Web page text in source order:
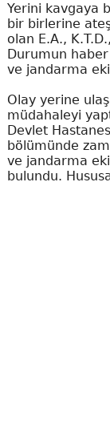
Yerini kavgaya
bir birlerine
olan E.A.,
Durumun
ve jandarma
Olay yerine
müdahaleyi
Devlet
bölümünde
ve jandarma
bulundu.